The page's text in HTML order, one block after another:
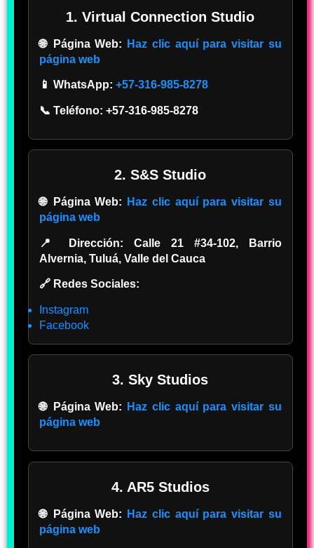
1. Virtual Connection Studio
🌐 Página Web:
Haz clic aquí para visitar su
página web
📱 WhatsApp: +57-316-985-8278
📞 Teléfono: +57-316-985-8278
2. S&S Studio
🌐 Página Web:
Haz clic aquí para visitar su
página web
📍 Dirección: Calle 21 #34-102, Barrio
Alvernia, Tuluá, Valle del Cauca
🔗 Redes Sociales:
Instagram
Facebook
3. Sky Studios
🌐 Página Web:
Haz clic aquí para visitar su
página web
4. AR5 Studios
🌐 Página Web:
Haz clic aquí para visitar su
página web